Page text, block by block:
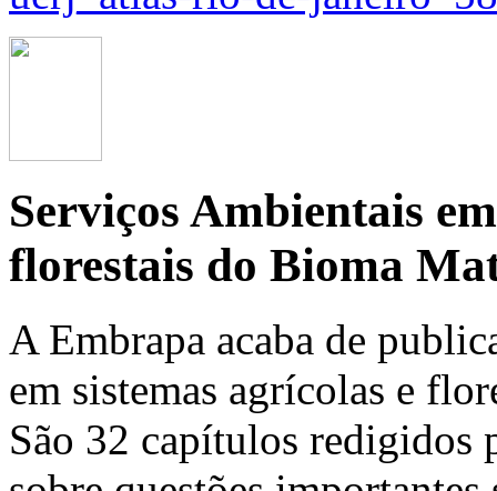
Serviços Ambientais
florestais do Bioma
A Embrapa acaba de
em sistemas agrícolas e
São 32 capítulos redigidos